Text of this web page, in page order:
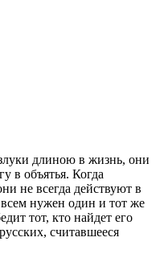
длиною в жизнь, они
в объятья. Когда
не всегда действуют в
всем нужен один и тот же
тот, кто найдет его
считавшееся